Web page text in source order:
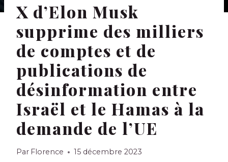
X d’Elon Musk
supprime des milliers
de comptes et de
publications de
désinformation entre
Israël et le Hamas à la
demande de l’UE
Par Florence 15 décembre 2023